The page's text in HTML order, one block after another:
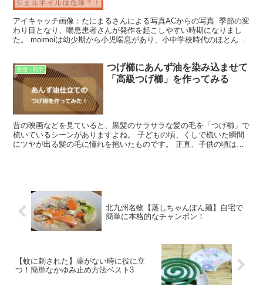
アイキャッチ画像：たにまるさんによる写真ACからの写真 季節の変
わり目となり、喘息患者さんが発作を起こしやすい時期になりまし
た。 moimoiは幼少期から小児喘息があり、小中学校時代のほとんど
生活・雑学
つげ櫛にあんず油を染み込ませて
「高級つげ櫛」を作ってみる
昔の映画などを見ていると、黒髪のサラサラな髪の毛を「つげ櫛」で
梳いているシーンがありますよね。 子どもの頃、くしで梳いた瞬間
にツヤが出る髪の毛に憧れを抱いたものです。 正直、子供の頃は婆
北九州名物【蒸しちゃんぽん麺】自宅で
簡単に本格的なチャンポン！
【蚊に刺された】薬がない時に役に立
つ！簡単なかゆみ止め方法ベスト3